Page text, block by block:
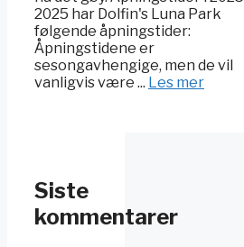
2025 har Dolfin's Luna Park
følgende åpningstider:
Åpningstidene er
sesongavhengige, men de vil
vanligvis være ... Les mer
Siste
kommentarer